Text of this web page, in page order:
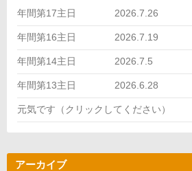
年間第17主日 2026.7.26
年間第16主日 2026.7.19
年間第14主日 2026.7.5
年間第13主日 2026.6.28
元気です（クリックしてください）
アーカイブ